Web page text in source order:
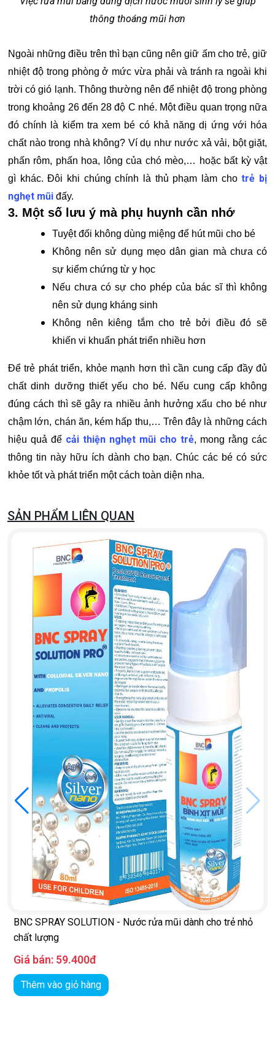
thông thoáng mũi hơn
Ngoài những điều trên thì bạn cũng nên giữ ấm cho trẻ, giữ
nhiệt độ trong phòng ở mức vừa phải và tránh ra ngoài khi
trời có gió lạnh. Thông thường nên để nhiệt độ trong phòng
trong khoảng 26 đến 28 độ C nhé. Một điều quan trọng nữa
đó chính là kiểm tra xem bé có khả năng dị ứng với hóa
chất nào trong nhà không? Ví dụ như nước xả vải, bột giặt,
phấn rôm, phấn hoa, lông của chó mèo,… hoặc bất kỳ vật
gì khác. Đôi khi chúng chính là thủ phạm làm chotrẻ bị
nghẹt mũi đấy.
3. Một số lưu ý mà phụ huynh cần nhớ
Tuyệt đối không dùng miệng để hút mũi cho bé
Không nên sử dụng mẹo dân gian mà chưa có
sự kiểm chứng từ y học
Nếu chưa có sự cho phép của bác sĩ thì không
nên sử dụng kháng sinh
Không nên kiêng tắm cho trẻ bởi điều đó sẽ
khiến vi khuẩn phát triển nhiều hơn
Để trẻ phát triển, khỏe mạnh hơn thì cần cung cấp đầy đủ
chất dinh dưỡng thiết yếu cho bé. Nếu cung cấp không
đúng cách thì sẽ gây ra nhiều ảnh hưởng xấu cho bé như
chậm lớn, chán ăn, kém hấp thu,… Trên đây là những cách
hiệu quả để cải thiện nghẹt mũi cho trẻ, mong rằng các
thông tin này hữu ích dành cho bạn. Chúc các bé có sức
khỏe tốt và phát triển một cách toàn diện nha.
SẢN PHẨM LIÊN QUAN
BNC SPRAY SOLUTION - Nước rửa mũi dành cho trẻ nhỏ
chất lượng
Giá bán:59.400đ
Thêm vào giỏ hàng